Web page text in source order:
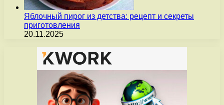
Яблочный пирог из детства: рецепт и секреты
приготовления
20.11.2025